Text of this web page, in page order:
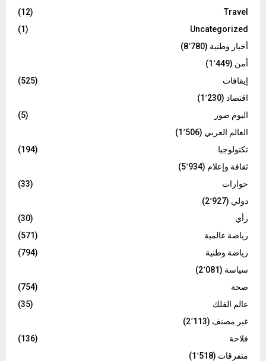
Travel
(12)
Uncategorized
(1)
أخبار وطنية (8٬780)
أمن (1٬449)
إيقافات
(525)
اقتصاد (1٬230)
البوم صور
(5)
العالم العربي (1٬506)
تكنولوجيا
(194)
ثقافة وإعلام (5٬934)
حوارات
(33)
دولي (2٬927)
رأي
(30)
رياضة عالمية
(571)
رياضة وطنية
(794)
سياسة (2٬081)
صحة
(754)
عالم الفلك
(35)
غير مصنف (2٬113)
فلاحة
(136)
متفرقات (1٬518)